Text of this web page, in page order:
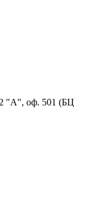
"А", оф. 501 (БЦ